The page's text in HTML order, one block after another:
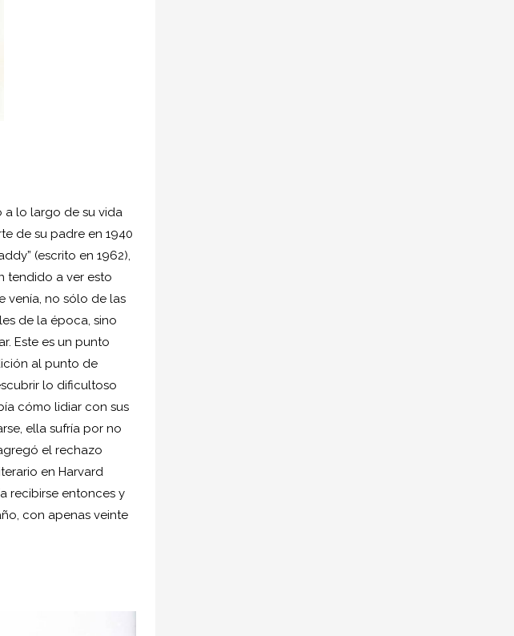
a lo largo de su vida
de su padre en 1940
(escrito en 1962),
tendido a ver esto
venía, no sólo de las
de la época, sino
Este es un punto
al punto de
lo dificultoso
cómo lidiar con sus
ella sufría por no
el rechazo
en Harvard
recibirse entonces y
con apenas veinte